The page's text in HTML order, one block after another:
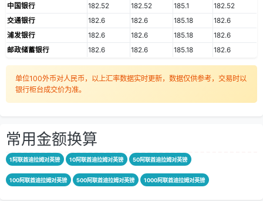
中国银行
182.52 182.52 185.1
182.52
交通银行
182.6 182.6 185.18
182.6
浦发银行
182.6 182.6 185.18
182.6
邮政储蓄银行
182.6 182.6 185.18 182.6
单位100外币对人民币，以上汇率数据实时更新，数据仅供参考，交易时以
银行柜台成交价为准。
常用金额换算
1阿联酋迪拉姆对英镑 10阿联酋迪拉姆对英镑 50阿联酋迪拉姆对英镑
100阿联酋迪拉姆对英镑 500阿联酋迪拉姆对英镑 1000阿联酋迪拉姆对英镑